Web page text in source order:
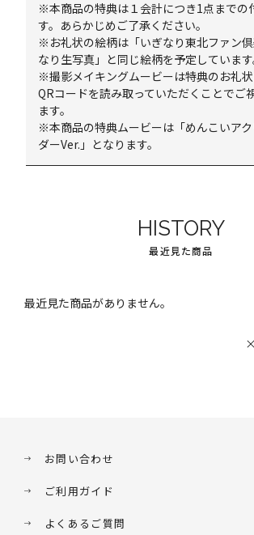
※本商品の特典は１会計につき1点までの
す。あらかじめご了承ください。
※お礼状の絵柄は「いぎなり東北ファン
なり生写真」と同じ絵柄を予定しています
※撮影メイキングムービーは特典のお礼
QRコードを読み取っていただくことでご
ます。
※本商品の特典ムービーは「めんこいア
ダーVer.」となります。
HISTORY
最近見た商品
最近見た商品がありません。
お問い合わせ
ご利用ガイド
よくあるご質問